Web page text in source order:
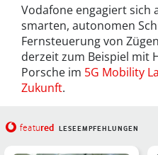
Vodafone engagiert sich
smarten, autonomen
Fernsteuerung von
derzeit zum Beispiel mit
Porsche im 5G Mobility
Zukunft.
featured LESEEMPFEHLUNGEN